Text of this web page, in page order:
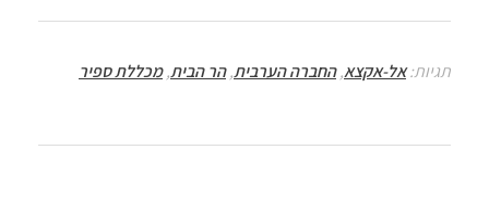
o
o
k
er
sA
p
p
תגיות:אל-אקצא,החברה הערבית,הר הבית,מכללת ספיר